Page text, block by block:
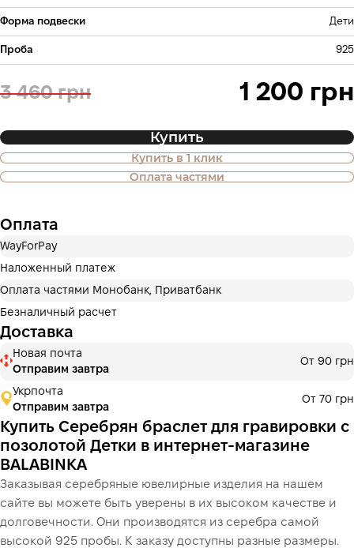
Форма подвески Дети
Проба 925
3 460 грн 1 200 грн
Купить
Купить в 1 клик
Оплата частями
Также доступна покупка товара в
оплату частями
Оплату можно разделить на 2 или 3 платежа. Без
дополнительных комиссий для покупателей.
3 месяцы
Оплата частями МоноБанк
Оплату можно разделить на 2 или 3 платежа. Без
дополнительных комиссий для покупателей.
Количество платежей выбирается на шаге оплаты в
3 месяцых400.00 ₴=1 200 ₴
Це ще не оформлення кредитного договору. Ви просто
переходите до наступного кроку.
Купить
Оплата
WayForPay
Наложенный платеж
Оплата частями Монобанк, Приватбанк
Безналичный расчет
Доставка
Новая почта
Отправим завтра
От 90 грн
Укрпочта
Отправим завтра
От 70 грн
Купить Серебрян браслет для гравировки с
позолотой Детки в интернет-магазине
BALABINKA
Заказывая серебряные ювелирные изделия на нашем
сайте вы можете быть уверены в их высоком качестве и
долговечности. Они производятся из серебра самой
высокой 925 пробы. К заказу доступны разные размеры.